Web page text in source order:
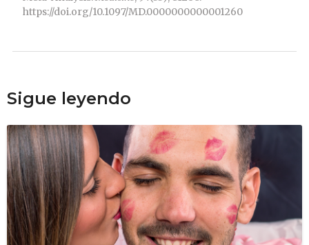
https://doi.org/10.1097/MD.0000000000001260
Sigue leyendo